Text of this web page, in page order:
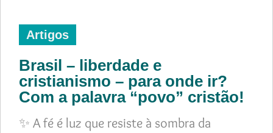
Artigos
Brasil – liberdade e
cristianismo – para onde ir?
Com a palavra “povo” cristão!
✨ A fé é luz que resiste à sombra da